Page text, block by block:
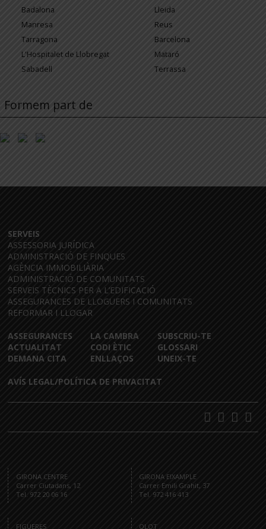
Badalona
Lleida
Manresa
Reus
Tarragona
Barcelona
L'Hospitalet de Llobregat
Mataró
Sabadell
Terrassa
Formem part de
SERVEIS
ASSESSORIA JURÍDICA
ADMINISTRACIÓ DE FINQUES
AGÈNCIA IMMOBILIÀRIA
ADMINISTRACIÓ DE COMUNITATS
SERVEIS TÈCNICS PER A L’EDIFICACIÓ
ASSEGURANCES DE LLOGUERS I COMUNITATS
REFORMAR I LLOGAR
ASSEGURANCES
ACTUALITAT
DEMANA CITA
LA CAMBRA
CODI ÈTIC
ENLLAÇOS
SUBSCRIU-TE
GLOSSARI
UNEIX-TE
AVÍS LEGAL/POLÍTICA DE PRIVACITAT
GIRONA CENTRE
Carrer Ciutadans, 12
Tel. 972 20 06 16
GIRONA EIXAMPLE
Carrer Emili Grahit, 37
Tel. 972 416 413
FIGUERES OLOT